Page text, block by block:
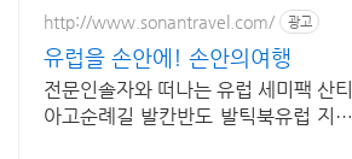
http://www.sonantravel.com/ 광고
유럽을 손안에! 손안의여행
전문인솔자와 떠나는 유럽 세미팩 산티
아고순례길 발칸반도 발틱북유럽 지중